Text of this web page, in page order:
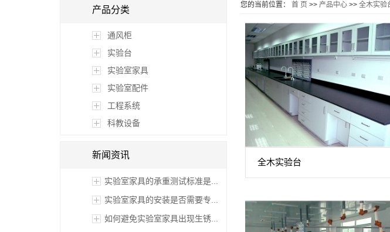
产品分类
通风柜
实验台
实验室家具
实验室配件
工程系统
科教设备
新闻资讯
实验室家具的承重测试标准是...
实验室家具的安装是否需要专...
如何避免实验室家具出现生锈...
您的当前位置： 首 页 >> 产品中心>> 全木实验
全木实验台